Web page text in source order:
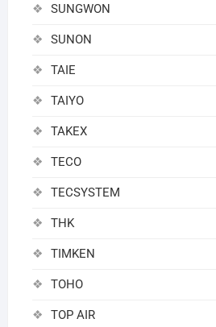
SUNGWON
SUNON
TAIE
TAIYO
TAKEX
TECO
TECSYSTEM
THK
TIMKEN
TOHO
TOP AIR